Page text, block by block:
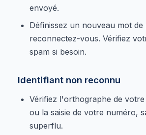
envoyé.
Définissez un nouveau mot de
reconnectez-vous. Vérifiez
spam si besoin.
Identifiant non reconnu
Vérifiez l'orthographe de votre
ou la saisie de votre numéro,
superflu.